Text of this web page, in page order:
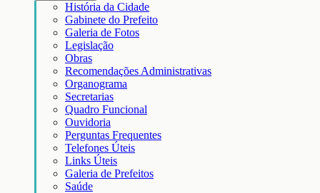
História da Cidade
Gabinete do Prefeito
Galeria de Fotos
Legislação
Obras
Recomendações Administrativas
Organograma
Secretarias
Quadro Funcional
Ouvidoria
Perguntas Frequentes
Telefones Úteis
Links Úteis
Galeria de Prefeitos
Saúde